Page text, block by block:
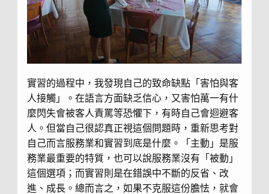
實習的過程中，我發現自己的致命缺點「害怕與客
人接觸」。在語言方面缺乏信心，又害怕萬一有什
麼閃失會被客人責罵等恐懼下，有時自己會迴避客
人。但當自己很認真正視這個問題時，重新思考對
自己而言服務業和實習到底是什麼。「主動」是服
務業最重要的特質，也可以說服務業沒有「被動」
這個選項；而實習則是在錯誤中不斷的反省、改
進、成長。總而言之，如果不克服這份膽怯，就會